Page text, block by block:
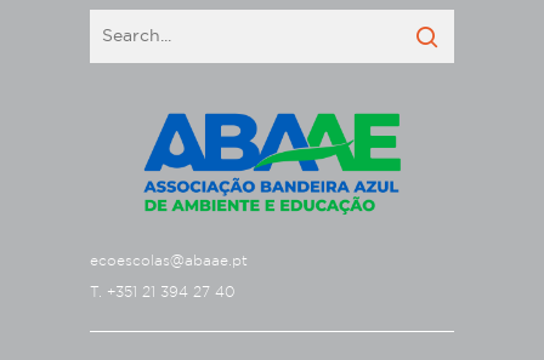
ecoescolas@abaae.pt
T. +351 21 394 27 40